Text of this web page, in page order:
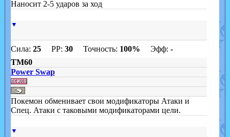
Наносит 2-5 ударов за ход
▼
Сила: 25PP: 30Точность: 100% Эфф: -
TM60
Power Swap
Покемон обменивает свои модификаторы Атаки и
Спец. Атаки с таковыми модификаторами цели.
▼